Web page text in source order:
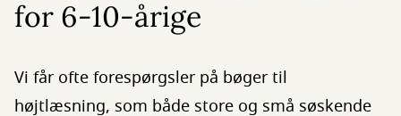
for 6-10-årige
Vi får ofte forespørgsler på bøger til
højtlæsning, som både store og små søskende